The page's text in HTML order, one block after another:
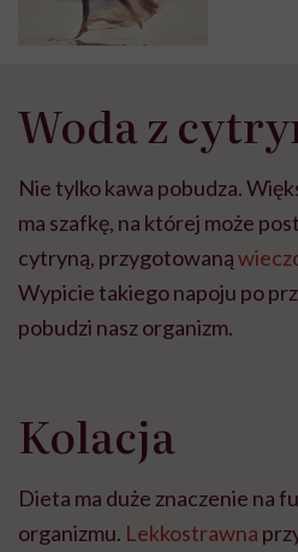
Woda z
Nie tylko kawa pobudza.
ma szafkę, na której może
cytryną, przygotowaną
Wypicie takiego napoju po
pobudzi nasz organizm.
Kolacja
Dieta ma duże znaczenie na
organizmu. Lekkostrawna